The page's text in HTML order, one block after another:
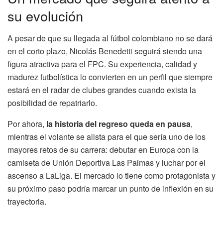
su evolución
A pesar de que su llegada al fútbol colombiano no se dará
en el corto plazo, Nicolás Benedetti seguirá siendo una
figura atractiva para el FPC. Su experiencia, calidad y
madurez futbolística lo convierten en un perfil que siempre
estará en el radar de clubes grandes cuando exista la
posibilidad de repatriarlo.
Por ahora, la historia del regreso queda en pausa,
mientras el volante se alista para el que sería uno de los
mayores retos de su carrera: debutar en Europa con la
camiseta de Unión Deportiva Las Palmas y luchar por el
ascenso a LaLiga. El mercado lo tiene como protagonista y
su próximo paso podría marcar un punto de inflexión en su
trayectoria.